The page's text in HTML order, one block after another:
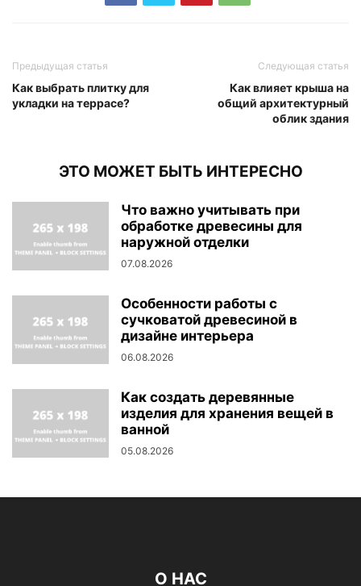
Предыдущая статья
Как выбрать плитку для
укладки на террасе?
Следующая статья
Как влияет крыша на
общий архитектурный
облик здания
ЭТО МОЖЕТ БЫТЬ ИНТЕРЕСНО
Что важно учитывать при
обработке древесины для
наружной отделки
07.08.2026
Особенности работы с
сучковатой древесиной в
дизайне интерьера
06.08.2026
Как создать деревянные
изделия для хранения вещей в
ванной
05.08.2026
О НАС